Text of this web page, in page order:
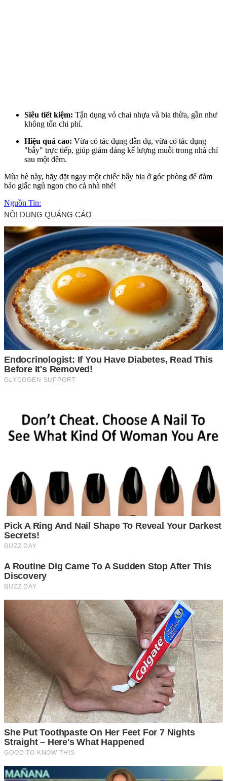
Siêu tiết kiệm: Tận dụng vỏ chai nhựa và bia thừa, gần như
không tốn chi phí.
Hiệu quả cao: Vừa có tác dụng dẫn dụ, vừa có tác dụng
"bẫy" trực tiếp, giúp giảm đáng kể lượng muỗi trong nhà chỉ
sau một đêm.
Mùa hè này, hãy đặt ngay một chiếc bẫy bia ở góc phòng để đảm
bảo giấc ngủ ngon cho cả nhà nhé!
Nguồn Tin: